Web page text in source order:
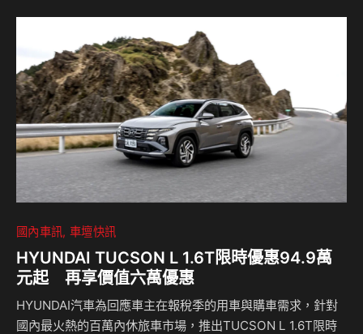
進小改，但是推出了Graphite Tech Edition版本，以灰色的
烤漆作為車款特殊之處，而之所以使用灰色是因為這顏色是
2022年最受到歡迎的顏色，這顏色佔了新車銷售量的2…
國內車訊 車壇快訊
HYUNDAI TUCSON L 1.6T限時優惠94.9萬
元起 再享價值六萬優惠
HYUNDAI汽車為回應車主在報稅季的用車與購車需求，針對
國內最火熱的百萬內休旅車市場，推出TUCSON L 1.6T限時